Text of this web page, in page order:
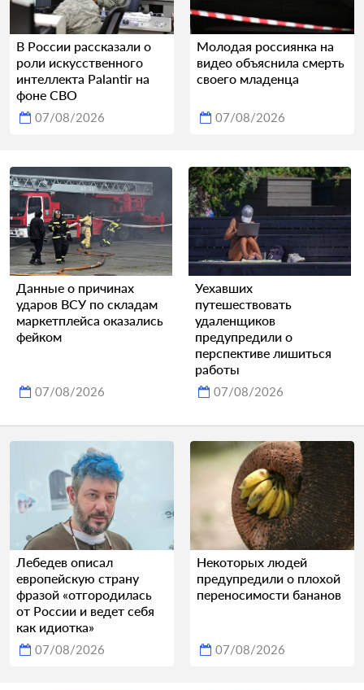
В России рассказали о
роли искусственного
интеллекта Palantir на
фоне СВО
07/08/2026
Молодая россиянка на
видео объяснила смерть
своего младенца
07/08/2026
Данные о причинах
ударов ВСУ по складам
маркетплейса оказались
фейком
07/08/2026
Уехавших
путешествовать
удаленщиков
предупредили о
перспективе лишиться
работы
07/08/2026
Лебедев описал
европейскую страну
фразой «отгородилась
от России и ведет себя
как идиотка»
07/08/2026
Некоторых людей
предупредили о плохой
переносимости бананов
07/08/2026